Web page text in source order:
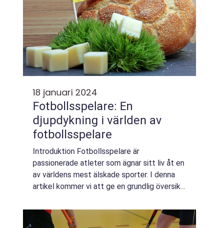
18 januari 2024
Fotbollsspelare: En
djupdykning i världen av
fotbollsspelare
Introduktion Fotbollsspelare är
passionerade atleter som ägnar sitt liv åt en
av världens mest älskade sporter. I denna
artikel kommer vi att ge en grundlig översikt
innebär att vara en fotbollsspelare, vilka t...